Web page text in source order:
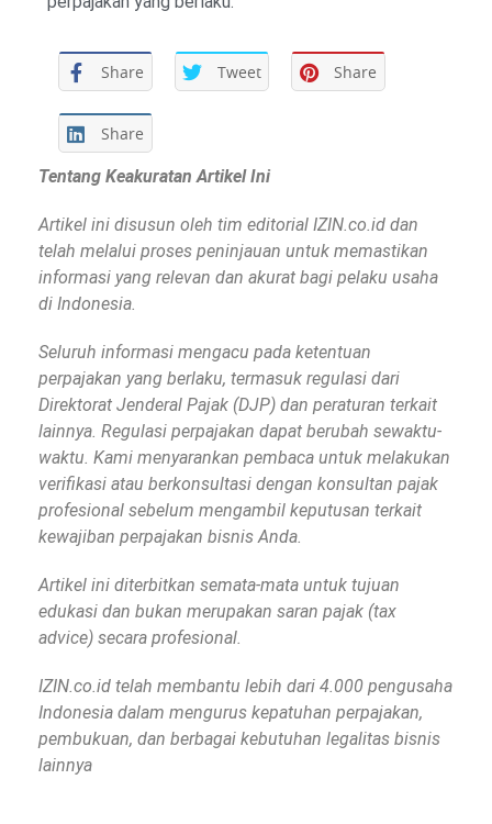
Share Tweet Share
Share
Tentang Keakuratan Artikel Ini
Artikel ini disusun oleh tim editorial IZIN.co.id dan
telah melalui proses peninjauan untuk memastikan
informasi yang relevan dan akurat bagi pelaku usaha
di Indonesia.
Seluruh informasi mengacu pada ketentuan
perpajakan yang berlaku, termasuk regulasi dari
Direktorat Jenderal Pajak (DJP) dan peraturan terkait
lainnya. Regulasi perpajakan dapat berubah sewaktu-
waktu. Kami menyarankan pembaca untuk melakukan
verifikasi atau berkonsultasi dengan konsultan pajak
profesional sebelum mengambil keputusan terkait
kewajiban perpajakan bisnis Anda.
Artikel ini diterbitkan semata-mata untuk tujuan
edukasi dan bukan merupakan saran pajak (tax
advice) secara profesional.
IZIN.co.id telah membantu lebih dari 4.000 pengusaha
Indonesia dalam mengurus kepatuhan perpajakan,
pembukuan, dan berbagai kebutuhan legalitas bisnis
lainnya